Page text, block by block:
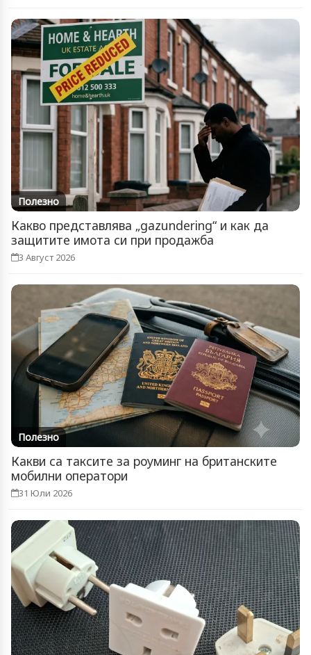
Полезно
Какво представлява „gazundering“ и как да
защитите имота си при продажба
3 Август 2026
Полезно
Какви са таксите за роуминг на британските
мобилни оператори
31 Юли 2026